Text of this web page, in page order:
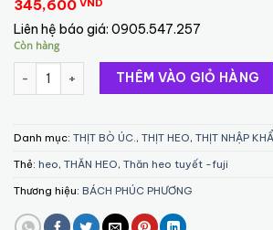
345,600 VND
Liên hệ báo giá: 0905.547.257
Còn hàng
Thăn heo tuyết -fuji số lượngTHÊM VÀO GIỎ HÀNG
Danh mục: THỊT BÒ ÚC., THỊT HEO, THỊT NHẬP
Thẻ: heo, THĂN HEO, Thăn heo tuyết -fuji
Thương hiệu: BÁCH PHÚC PHƯƠNG